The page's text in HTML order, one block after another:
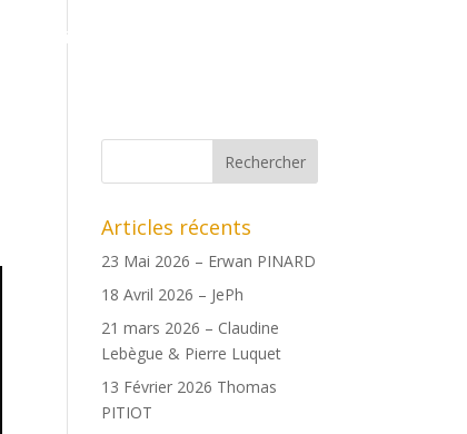
Boutique
Articles récents
23 Mai 2026 – Erwan PINARD
18 Avril 2026 – JePh
21 mars 2026 – Claudine
Lebègue & Pierre Luquet
13 Février 2026 Thomas
PITIOT